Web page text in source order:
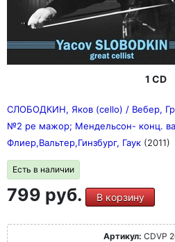
1 CD
СЛОБОДКИН, Яков (cello) / Вебер,
№2 ре мажор; Мендельсон- конц.
Флиер,Вальтер,Гинзбург, Гаук (2011)
Есть в наличии
799 руб. В корзину
Артикул: CDVP